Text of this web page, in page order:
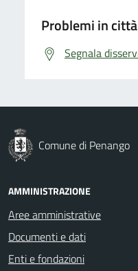
Problemi in città
Segnala
Comune di Penango
AMMINISTRAZIONE
Aree amministrative
Documenti e dati
Enti e fondazioni